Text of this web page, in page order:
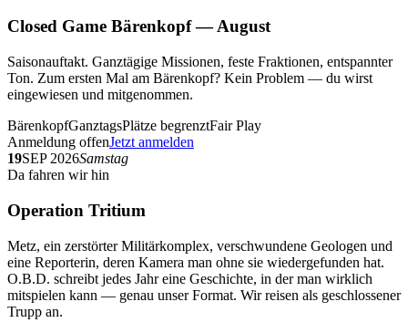
Closed Game Bärenkopf — August
Saisonauftakt. Ganztägige Missionen, feste Fraktionen, entspannter
Ton. Zum ersten Mal am Bärenkopf? Kein Problem — du wirst
eingewiesen und mitgenommen.
BärenkopfGanztagsPlätze begrenztFair Play
Anmeldung offenJetzt anmelden
19SEP 2026Samstag
Da fahren wir hin
Operation Tritium
Metz, ein zerstörter Militärkomplex, verschwundene Geologen und
eine Reporterin, deren Kamera man ohne sie wiedergefunden hat.
O.B.D. schreibt jedes Jahr eine Geschichte, in der man wirklich
mitspielen kann — genau unser Format. Wir reisen als geschlossener
Trupp an.